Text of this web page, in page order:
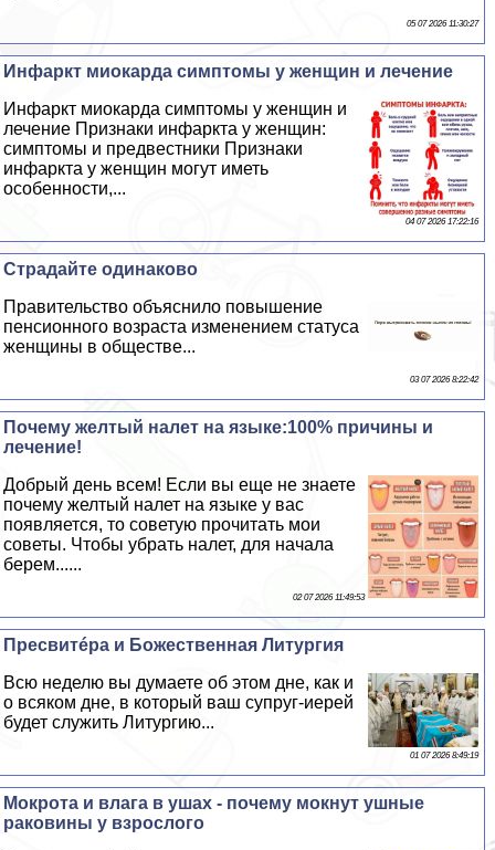
05 07 2026 11:30:27
Инфаркт миокарда симптомы у женщин и лечение
Инфаркт миокарда симптомы у женщин и
лечение Признаки инфаркта у женщин:
симптомы и предвестники Признаки
инфаркта у женщин могут иметь
особенности,...
04 07 2026 17:22:16
Страдайте одинаково
Правительство объяснило повышение
пенсионного возраста изменением статуса
женщины в обществе...
03 07 2026 8:22:42
Почему желтый налет на языке:100% причины и
лечение!
Добрый день всем! Если вы еще не знаете
почему желтый налет на языке у вас
появляется, то советую прочитать мои
советы. Чтобы убрать налет, для начала
берем......
02 07 2026 11:49:53
Пресвитéра и Божественная Литургия
Всю неделю вы думаете об этом дне, как и
о всяком дне, в который ваш супруг-иерей
будет служить Литургию...
01 07 2026 8:49:19
Мокрота и влага в ушах - почему мокнут ушные
paковины у взрослого